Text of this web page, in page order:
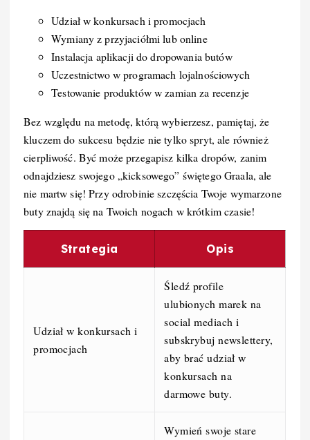
Udział w konkursach i promocjach
Wymiany z przyjaciółmi lub online
Instalacja aplikacji do dropowania butów
Uczestnictwo w programach lojalnościowych
Testowanie produktów w zamian za recenzje
Bez względu na metodę, którą wybierzesz, pamiętaj, że
kluczem do sukcesu będzie nie tylko spryt, ale również
cierpliwość. Być może przegapisz kilka dropów, zanim
odnajdziesz swojego „kicksowego” świętego Graala, ale
nie martw się! Przy odrobinie szczęścia Twoje wymarzone
buty znajdą się na Twoich nogach w krótkim czasie!
Strategia Opis
Udział w konkursach i
promocjach
Śledź profile
ulubionych marek na
social mediach i
subskrybuj newslettery,
aby brać udział w
konkursach na
darmowe buty.
Wymień swoje stare